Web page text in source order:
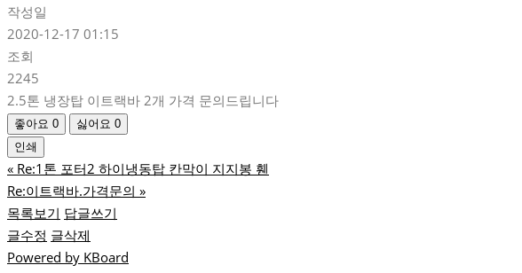
작성일
2020-12-17 01:15
조회
2245
2.5톤 냉장탑 이트랙바 2개 가격 문의드립니다
좋아요 0 싫어요 0
인쇄
« Re:1톤 포터2 하이냉동탑 칸막이 지지봉 휀
Re:이트랙바.가격문의 »
목록보기 답글쓰기
글수정 글삭제
Powered by KBoard